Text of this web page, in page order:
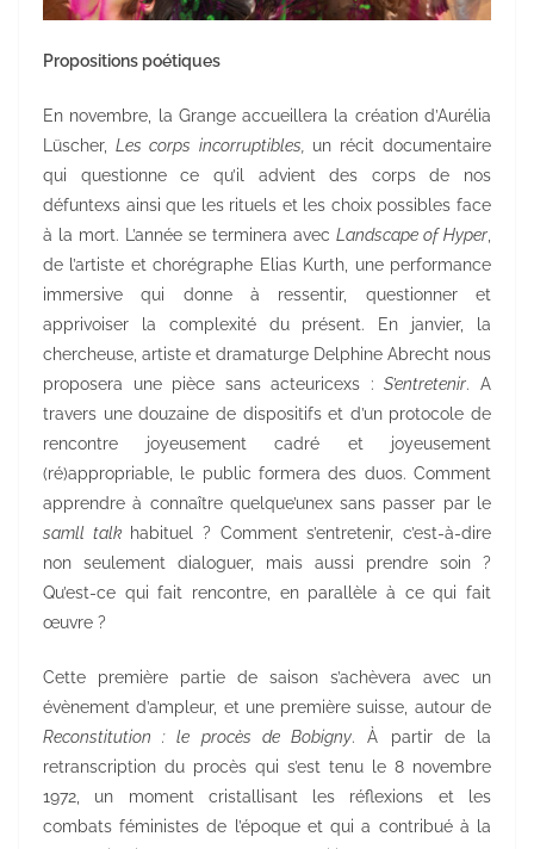
Propositions poétiques
En novembre, la Grange accueillera la création d’Aurélia
Lüscher,Les corps incorruptibles, un récit documentaire
qui questionne ce qu’il advient des corps de nos
défuntexs ainsi que les rituels et les choix possibles face
à la mort. L’année se terminera avec Landscape of Hyper,
de l’artiste et chorégraphe Elias Kurth, une performance
immersive qui donne à ressentir, questionner et
apprivoiser la complexité du présent. En janvier, la
chercheuse, artiste et dramaturge Delphine Abrecht nous
proposera une pièce sans acteuricexs :S’entretenir. A
travers une douzaine de dispositifs et d’un protocole de
rencontre joyeusement cadré et joyeusement
(ré)appropriable, le public formera des duos. Comment
apprendre à connaître quelque’unex sans passer par le
samll talk habituel ? Comment s’entretenir, c’est-à-dire
non seulement dialoguer, mais aussi prendre soin ?
Qu’est-ce qui fait rencontre, en parallèle à ce qui fait
œuvre ?
Cette première partie de saison s’achèvera avec un
évènement d’ampleur, et une première suisse, autour de
Reconstitution : le procès de Bobigny. À partir de la
retranscription du procès qui s’est tenu le 8 novembre
1972, un moment cristallisant les réflexions et les
combats féministes de l’époque et qui a contribué à la